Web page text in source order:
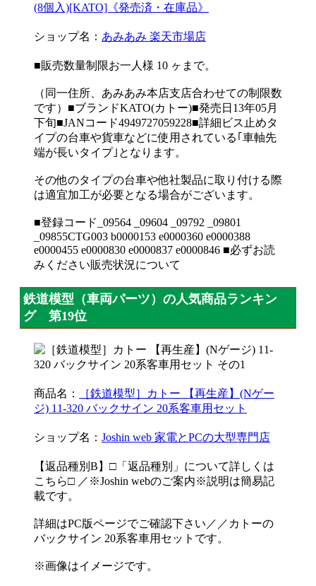
(8個入)[KATO]《発売済・在庫品》
ショップ名： あみあみ 楽天市場店
■販売数量制限お一人様 10 ヶまで。
（同一住所、あみあみ本店支店合わせての制限数
です）■ブランドKATO(カトー)■発売日13年05月
下旬■JANコード4949727059228■詳細ビス止めタ
イプの台車や貨車などに使用されている｢車軸先
端が長いタイプ｣となります。
その他のタイプの台車や他社製品に取り付ける際
は適宜加工が必要となる場合がございます。
■登録コード_09564 _09604 _09792 _09801
_09855CTG003 b0000153 e0000360 e0000388
e0000455 e0000830 e0000837 e0000846 ■必ずお読
みください販売状況について
鉄道模型（車両パーツ）の人気商品ランキン
グ 第19位
商品名：
［鉄道模型］カトー 【再生産】(Nゲー
ジ) 11-320 バックサイン 20系客車用セット
ショップ名： Joshin web 家電とPCの大型専門店
【返品種別B】□「返品種別」について詳しくは
こちら□ ／※Joshin webのご案内※説明は簡易記
載です。
詳細はPC版ページでご確認下さい／／カトーの
バックサイン 20系客車用セットです。
※画像はイメージです。